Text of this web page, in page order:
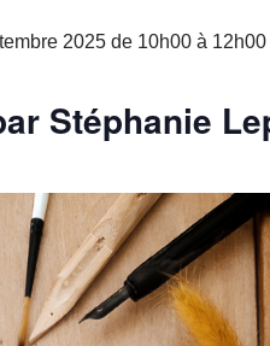
2025 de 10h00 à 12h00
Stéphanie